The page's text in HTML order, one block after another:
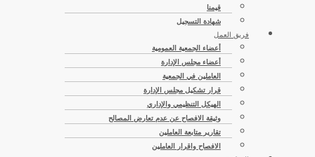
قيمنا
شهادة التسجيل
فريق العمل
أعضاء الجمعية العمومية
أعضاء مجلس الإدارة
العاملين في الجمعية
قرار تشكيل مجلس الإدارة
الهيكل التنظيمي والإداري
وثيقة الافصاح عن عدم تعارض المصالح
تقارير متابعة العاملين
الافصاح واقرار العاملين